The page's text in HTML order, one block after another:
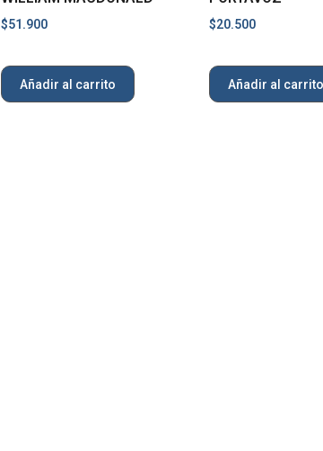
$51.900
Añadir al carrito
$20.500
Añadir al carrito